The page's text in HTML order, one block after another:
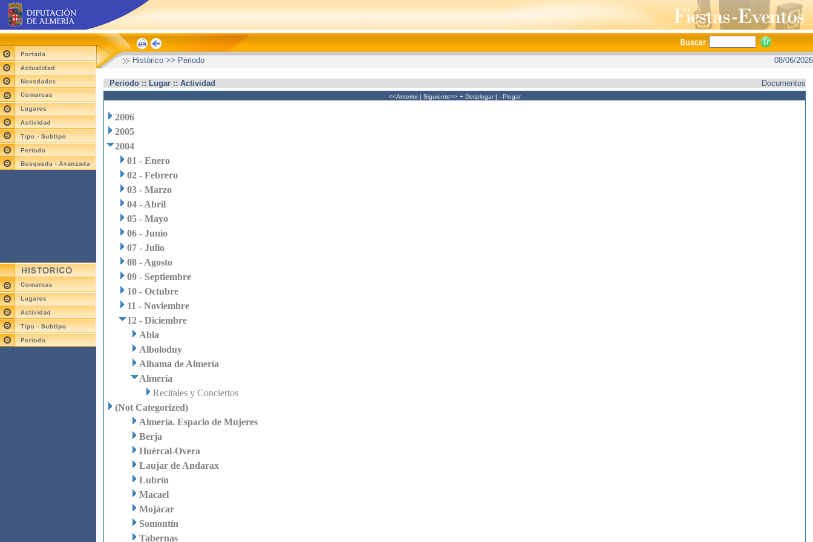
Histórico >> Periodo 08/06/2026
Periodo :: Lugar :: Actividad Documentos
<<Anterior| Siguiente>> + Desplegar| - Plegar
2006
2005
2004
01 - Enero
02 - Febrero
03 - Marzo
04 - Abril
05 - Mayo
06 - Junio
07 - Julio
08 - Agosto
09 - Septiembre
10 - Octubre
11 - Noviembre
12 - Diciembre
Abla
Alboloduy
Alhama de Almería
Almería
Recitales y Conciertos
(Not Categorized)
Almería. Espacio de Mujeres
Berja
Huércal-Overa
Laujar de Andarax
Lubrín
Macael
Mojácar
Somontín
Tabernas